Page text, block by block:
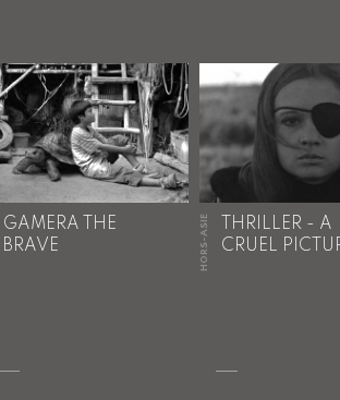
GAMERA THE
BRAVE
HORS-ASIE
THRILLER - A
CRUEL